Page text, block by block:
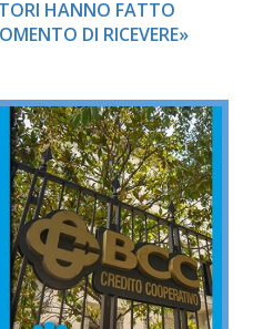
HANNO FATTO
DI RICEVERE»